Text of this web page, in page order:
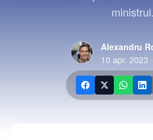
ministrul.
Alexandru
10 apr. 2023 ·